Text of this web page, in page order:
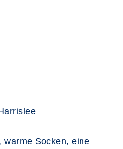
warme Socken, eine